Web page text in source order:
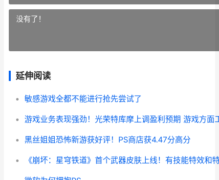
没有了！
延伸阅读
敏感游戏全都不能进行抢先尝试了
游戏业务表现强劲！光荣特库摩上调盈利预期 游戏方面
黑丝姐姐恐怖新游获好评！PS商店获4.47分高分